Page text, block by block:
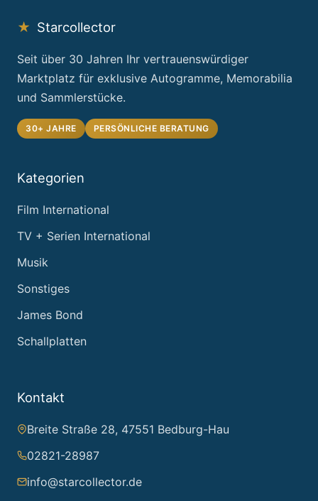
★ Starcollector
Seit über 30 Jahren Ihr vertrauenswürdiger
Marktplatz für exklusive Autogramme, Memorabilia
und Sammlerstücke.
30+ JAHRE PERSÖNLICHE BERATUNG
Kategorien
Film International
TV + Serien International
Musik
Sonstiges
James Bond
Schallplatten
Kontakt
Breite Straße 28, 47551 Bedburg-Hau
02821-28987
info@starcollector.de